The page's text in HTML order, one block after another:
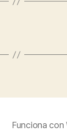
Funciona con